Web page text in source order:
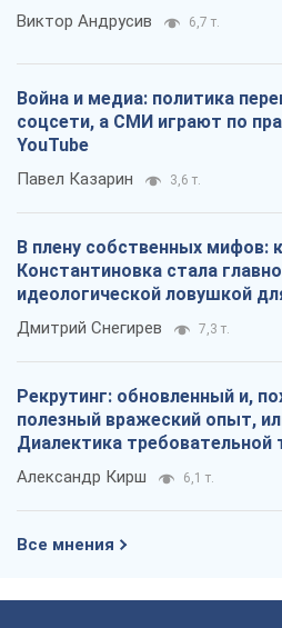
Виктор Андрусив 6,7 т.
Война и медиа: политика
соцсети, а СМИ играют по
YouTube
Павел Казарин 3,6 т.
В плену собственных мифов:
Константиновка стала
идеологической ловушкой
российских оккупантов
Дмитрий Снегирев 7,3 т.
Рекрутинг: обновленный и,
полезный вражеский опыт,
Диалектика требовательной
Александр Кирш 6,1 т.
Все мнения